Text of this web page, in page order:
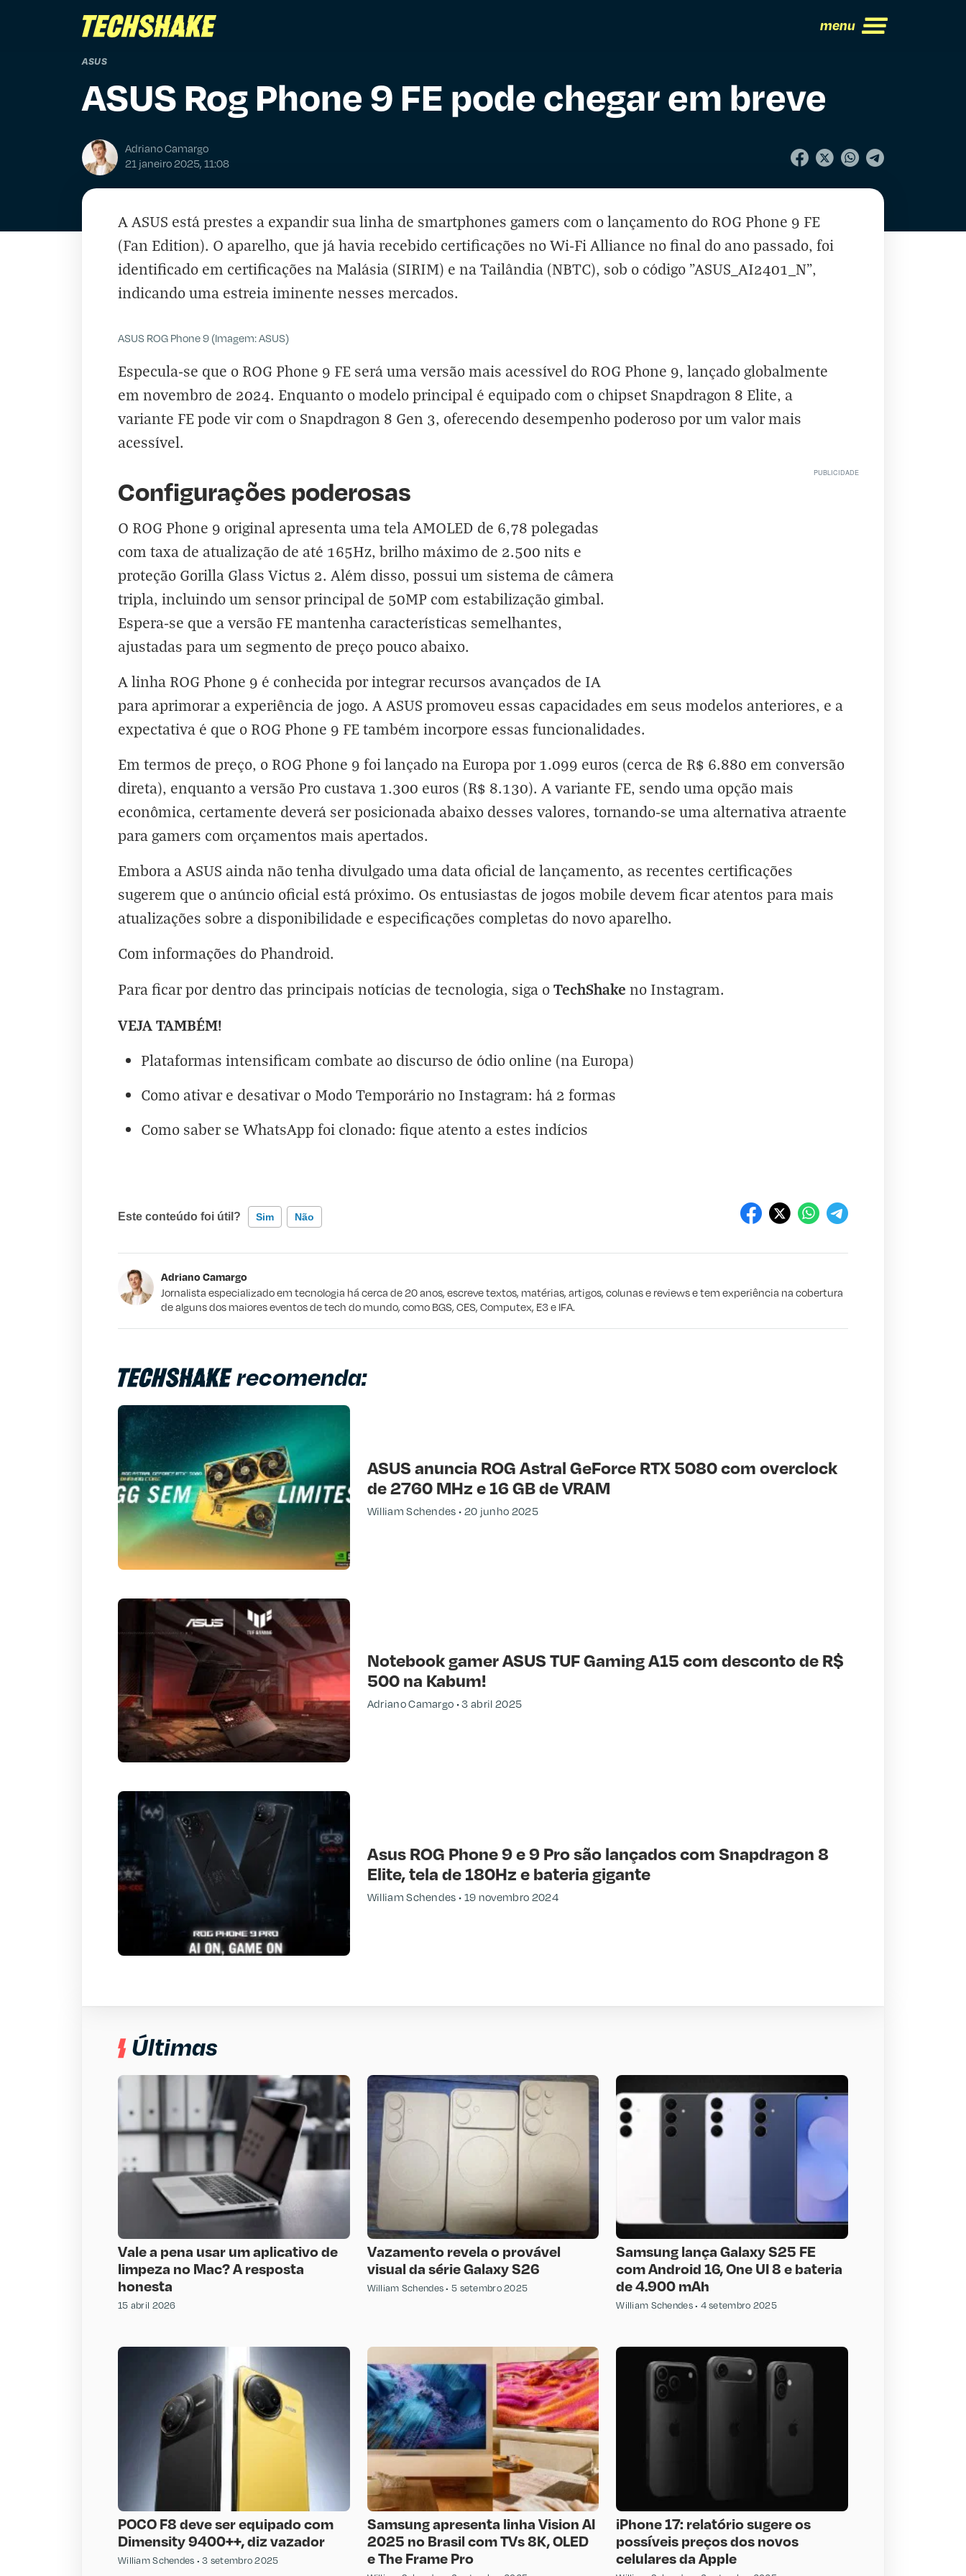
menu
ASUS
ASUS Rog Phone 9 FE pode chegar em breve
Adriano Camargo
21 janeiro 2025, 11:08
A ASUS está prestes a expandir sua linha de smartphones gamers com o lançamento do ROG Phone 9 FE
(Fan Edition). O aparelho, que já havia recebido certificações no Wi-Fi Alliance no final do ano passado, foi
identificado em certificações na Malásia (SIRIM) e na Tailândia (NBTC), sob o código "ASUS_AI2401_N",
indicando uma estreia iminente nesses mercados.
ASUS ROG Phone 9 (Imagem: ASUS)
Especula-se que o ROG Phone 9 FE será uma versão mais acessível do ROG Phone 9, lançado globalmente
em novembro de 2024. Enquanto o modelo principal é equipado com o chipset Snapdragon 8 Elite, a
variante FE pode vir com o Snapdragon 8 Gen 3, oferecendo desempenho poderoso por um valor mais
acessível.
Configurações poderosas
O ROG Phone 9 original apresenta uma tela AMOLED de 6,78 polegadas
com taxa de atualização de até 165Hz, brilho máximo de 2.500 nits e
proteção Gorilla Glass Victus 2. Além disso, possui um sistema de câmera
tripla, incluindo um sensor principal de 50MP com estabilização gimbal.
Espera-se que a versão FE mantenha características semelhantes,
ajustadas para um segmento de preço pouco abaixo.
A linha ROG Phone 9 é conhecida por integrar recursos avançados de IA
para aprimorar a experiência de jogo. A ASUS promoveu essas capacidades em seus modelos anteriores, e a
expectativa é que o ROG Phone 9 FE também incorpore essas funcionalidades.
Em termos de preço, o ROG Phone 9 foi lançado na Europa por 1.099 euros (cerca de R$ 6.880 em conversão
direta), enquanto a versão Pro custava 1.300 euros (R$ 8.130). A variante FE, sendo uma opção mais
econômica, certamente deverá ser posicionada abaixo desses valores, tornando-se uma alternativa atraente
para gamers com orçamentos mais apertados.
Embora a ASUS ainda não tenha divulgado uma data oficial de lançamento, as recentes certificações
sugerem que o anúncio oficial está próximo. Os entusiastas de jogos mobile devem ficar atentos para mais
atualizações sobre a disponibilidade e especificações completas do novo aparelho.
Com informações do Phandroid.
Para ficar por dentro das principais notícias de tecnologia, siga oTechShake no Instagram.
VEJA TAMBÉM!
Plataformas intensificam combate ao discurso de ódio online (na Europa)
Como ativar e desativar o Modo Temporário no Instagram: há 2 formas
Como saber se WhatsApp foi clonado: fique atento a estes indícios
Este conteúdo foi útil? Sim Não
Este conteúdo não tem a informação que procuro
Adriano Camargo
Jornalista especializado em tecnologia há cerca de 20 anos, escreve textos, matérias, artigos, colunas e reviews e tem experiência na cobertura
de alguns dos maiores eventos de tech do mundo, como BGS, CES, Computex, E3 e IFA.
recomenda:
ASUS anuncia ROG Astral GeForce RTX 5080 com overclock
de 2760 MHz e 16 GB de VRAM
William Schendes 20 junho 2025
Notebook gamer ASUS TUF Gaming A15 com desconto de R$
500 na Kabum!
Adriano Camargo 3 abril 2025
Asus ROG Phone 9 e 9 Pro são lançados com Snapdragon 8
Elite, tela de 180Hz e bateria gigante
William Schendes 19 novembro 2024
Últimas
Vale a pena usar um aplicativo de
limpeza no Mac? A resposta
honesta
15 abril 2026
Vazamento revela o provável
visual da série Galaxy S26
William Schendes 5 setembro 2025
Samsung lança Galaxy S25 FE
com Android 16, One UI 8 e bateria
de 4.900 mAh
William Schendes 4 setembro 2025
POCO F8 deve ser equipado com
Dimensity 9400++, diz vazador
William Schendes 3 setembro 2025
Samsung apresenta linha Vision AI
2025 no Brasil com TVs 8K, OLED
e The Frame Pro
iPhone 17: relatório sugere os
possíveis preços dos novos
celulares da Apple